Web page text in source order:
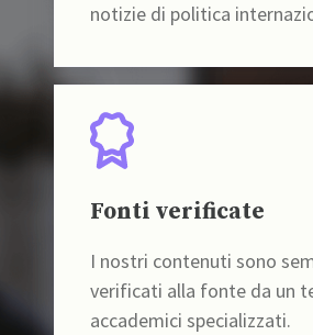
notizie di politica
Fonti verificate
I nostri contenuti sono
verificati alla fonte da un
accademici specializzati.